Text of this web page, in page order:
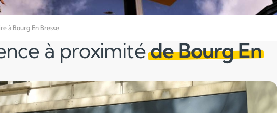
à Bourg En Bresse
à proximitéde Bourg En